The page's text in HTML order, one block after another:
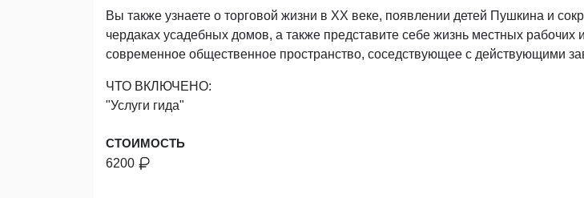
Вы также узнаете о торговой жизни в XX веке, появлении детей Пушкина и
чердаках усадебных домов, а также представите себе жизнь местных рабочих и
современное общественное пространство, соседствующее с действующими
ЧТО ВКЛЮЧЕНО:
"Услуги гида"
СТОИМОСТЬ
6200